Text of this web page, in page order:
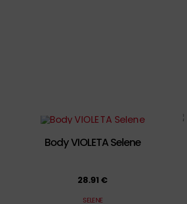
Body VIOLETA Selene
28.91 €
SELENE